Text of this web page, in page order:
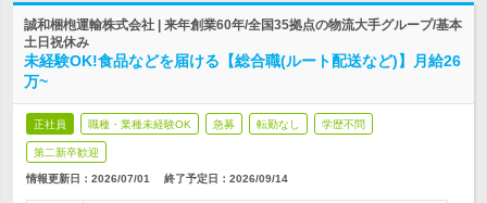
誠和梱枹運輸株式会社 | 来年創業60年/全国35拠点の物流大手グループ/基本
土日祝休み
未経験OK!食品などを届ける【総合職(ルート配送など)】月給26
万~
正社員 職種・業種未経験OK 急募 転勤なし 学歴不問
第二新卒歓迎
情報更新日：2026/07/01 終了予定日： 2026/09/14